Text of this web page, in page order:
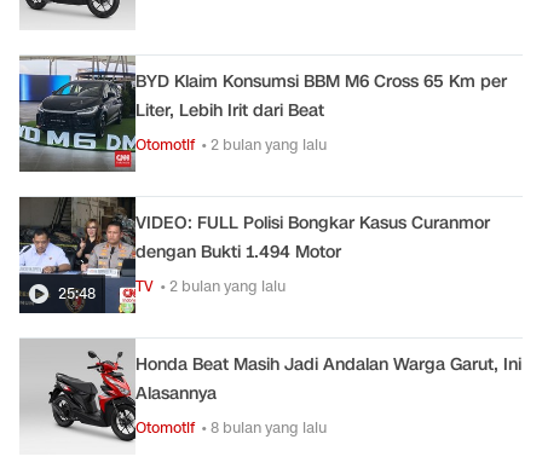
BYD Klaim Konsumsi BBM M6 Cross 65 Km per
Liter, Lebih Irit dari Beat
Otomotif • 2 bulan yang lalu
25:48
VIDEO: FULL Polisi Bongkar Kasus Curanmor
dengan Bukti 1.494 Motor
TV • 2 bulan yang lalu
Honda Beat Masih Jadi Andalan Warga Garut, Ini
Alasannya
Otomotif • 8 bulan yang lalu